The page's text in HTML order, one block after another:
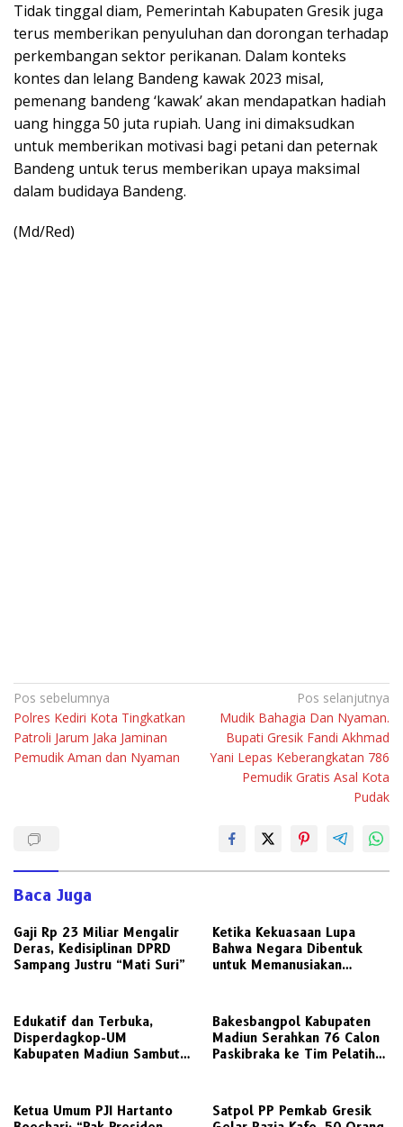
Tidak tinggal diam, Pemerintah Kabupaten Gresik juga
terus memberikan penyuluhan dan dorongan terhadap
perkembangan sektor perikanan. Dalam konteks
kontes dan lelang Bandeng kawak 2023 misal,
pemenang bandeng ‘kawak’ akan mendapatkan hadiah
uang hingga 50 juta rupiah. Uang ini dimaksudkan
untuk memberikan motivasi bagi petani dan peternak
Bandeng untuk terus memberikan upaya maksimal
dalam budidaya Bandeng.
(Md/Red)
Navigasi
pos
Pos sebelumnya
Polres Kediri Kota Tingkatkan
Patroli Jarum Jaka Jaminan
Pemudik Aman dan Nyaman
Pos selanjutnya
Mudik Bahagia Dan Nyaman.
Bupati Gresik Fandi Akhmad
Yani Lepas Keberangkatan 786
Pemudik Gratis Asal Kota
Pudak
Baca Juga
Gaji Rp 23 Miliar Mengalir
Deras, Kedisiplinan DPRD
Sampang Justru “Mati Suri”
Ketika Kekuasaan Lupa
Bahwa Negara Dibentuk
untuk Memanusiakan
Edukatif dan Terbuka,
Disperdagkop-UM
Kabupaten Madiun Sambut
Regulasi Koperasi
Bakesbangpol Kabupaten
Madiun Serahkan 76 Calon
Paskibraka ke Tim Pelatih
Ketua Umum PJI Hartanto
Satpol PP Pemkab Gresik